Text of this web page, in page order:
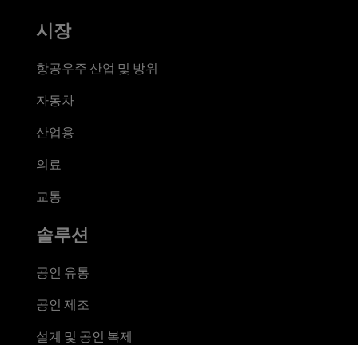
시장
항공우주 산업 및 방위
자동차
산업용
의료
교통
솔루션
공인 유통
공인 제조
설계 및 공인 복제